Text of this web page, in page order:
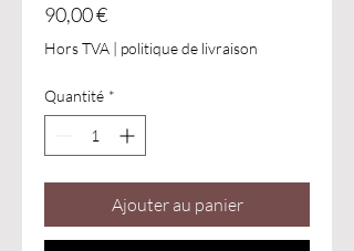
90,00 €Prix
Hors TVA | politique de livraison
Quantité *
Ajouter au panier